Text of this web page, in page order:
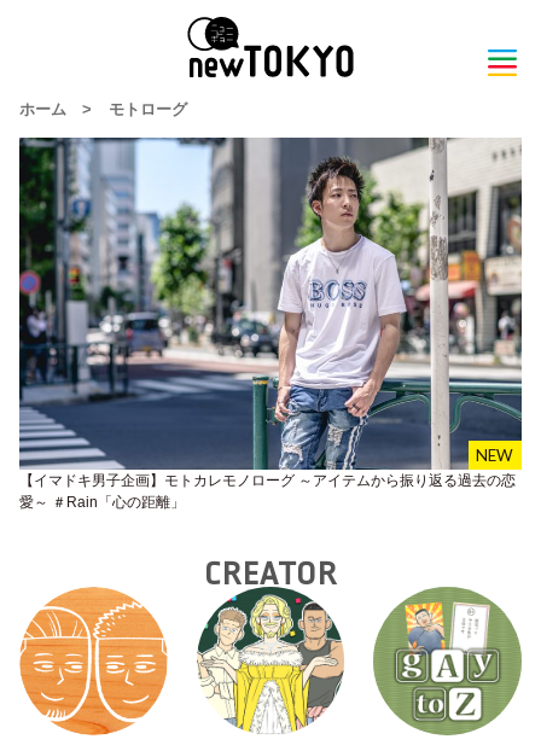
ホーム > モトローグ
【イマドキ男子企画】モトカレモノローグ ～アイテムから振り返る過去の恋
愛～ ＃Rain「心の距離」
CREATOR